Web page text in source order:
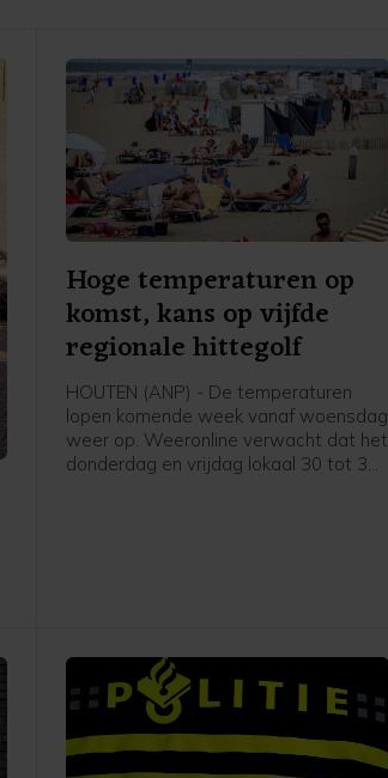
Hoge temperaturen op
komst, kans op vijfde
regionale hittegolf
HOUTEN (ANP) - De temperaturen
lopen komende week vanaf woensdag
weer op. Weeronline verwacht dat het
donderdag en vrijdag lokaal 30 tot 35